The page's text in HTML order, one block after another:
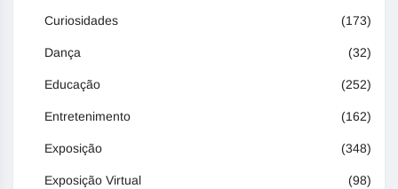
Curiosidades (173)
Dança (32)
Educação (252)
Entretenimento (162)
Exposição (348)
Exposição Virtual (98)